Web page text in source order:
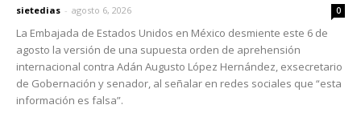
sietedias - agosto 6, 2026 0
La Embajada de Estados Unidos en México desmiente este 6 de
agosto la versión de una supuesta orden de aprehensión
internacional contra Adán Augusto López Hernández, exsecretario
de Gobernación y senador, al señalar en redes sociales que “esta
información es falsa”.